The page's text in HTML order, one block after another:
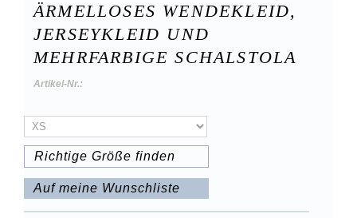
ÄRMELLOSES WENDEKLEID,
JERSEYKLEID UND
MEHRFARBIGE SCHALSTOLA
Artikel-Nr.:
Richtige Größe finden
Auf meine Wunschliste